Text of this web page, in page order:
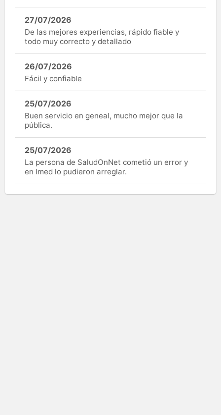
27/07/2026
De las mejores experiencias, rápido fiable y
todo muy correcto y detallado
26/07/2026
Fácil y confiable
25/07/2026
Buen servicio en geneal, mucho mejor que la
pública.
25/07/2026
La persona de SaludOnNet cometió un error y
en Imed lo pudieron arreglar.